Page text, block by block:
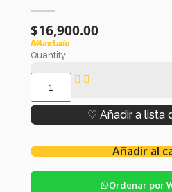
$16,900.00
IVA incluido
Quantity
♡ Añadir a lista
Añadir al
Ordenar por